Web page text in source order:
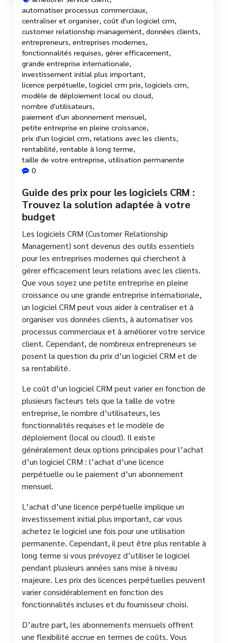
automatiser processus commerciaux,
centraliser et organiser, coût d'un logiciel crm,
customer relationship management, données clients,
entrepreneurs, entreprises modernes,
fonctionnalités requises, gérer efficacement,
grande entreprise internationale,
investissement initial plus important,
licence perpétuelle, logiciel crm prix, logiciels crm,
modèle de déploiement local ou cloud,
nombre d'utilisateurs,
paiement d'un abonnement mensuel,
petite entreprise en pleine croissance,
prix d'un logiciel crm, relations avec les clients,
rentabilité, rentable à long terme,
taille de votre entreprise, utilisation permanente
0
Guide des prix pour les logiciels CRM :
Trouvez la solution adaptée à votre
budget
Les logiciels CRM (Customer Relationship
Management) sont devenus des outils essentiels
pour les entreprises modernes qui cherchent à
gérer efficacement leurs relations avec les clients.
Que vous soyez une petite entreprise en pleine
croissance ou une grande entreprise internationale,
un logiciel CRM peut vous aider à centraliser et à
organiser vos données clients, à automatiser vos
processus commerciaux et à améliorer votre service
client. Cependant, de nombreux entrepreneurs se
posent la question du prix d’un logiciel CRM et de
sa rentabilité.
Le coût d’un logiciel CRM peut varier en fonction de
plusieurs facteurs tels que la taille de votre
entreprise, le nombre d’utilisateurs, les
fonctionnalités requises et le modèle de
déploiement (local ou cloud). Il existe
généralement deux options principales pour l’achat
d’un logiciel CRM : l’achat d’une licence
perpétuelle ou le paiement d’un abonnement
mensuel.
L’achat d’une licence perpétuelle implique un
investissement initial plus important, car vous
achetez le logiciel une fois pour une utilisation
permanente. Cependant, il peut être plus rentable à
long terme si vous prévoyez d’utiliser le logiciel
pendant plusieurs années sans mise à niveau
majeure. Les prix des licences perpétuelles peuvent
varier considérablement en fonction des
fonctionnalités incluses et du fournisseur choisi.
D’autre part, les abonnements mensuels offrent
une flexibilité accrue en termes de coûts. Vous